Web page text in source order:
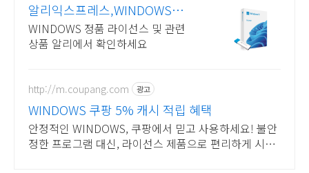
알리익스프레스,WINDOWS
Windows 알리에서!
WINDOWS 정품 라이선스 및 관련
상품 알리에서 확인하세요
http://m.coupang.com 광고
WINDOWS 쿠팡 5% 캐시 적립 혜택
안정적인 WINDOWS, 쿠팡에서 믿고 사용하세요! 불안
정한 프로그램 대신, 라이선스 제품으로 편리하게 시작